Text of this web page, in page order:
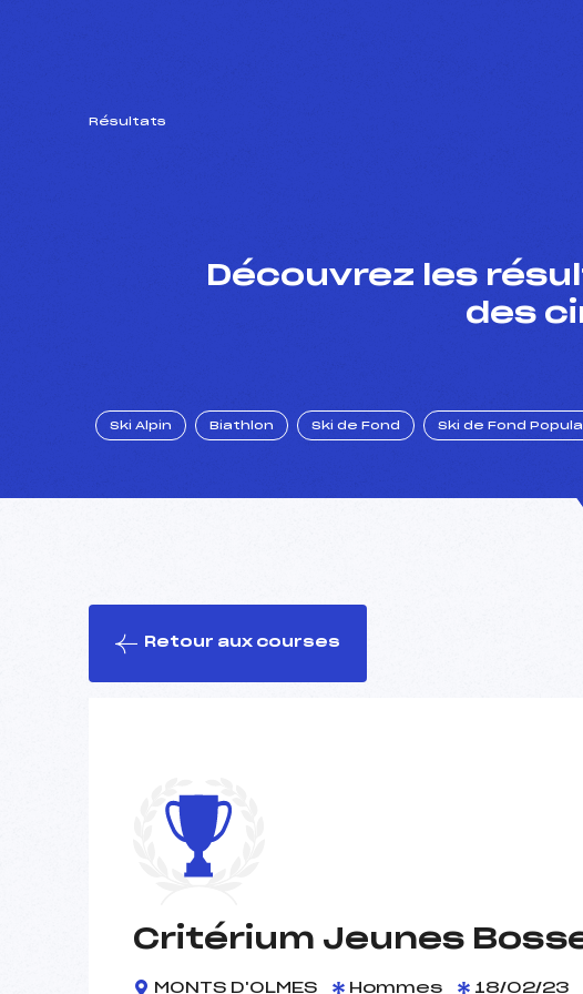
Résultats
Découvrez les
des
Ski Alpin Biathlon Ski de Fond Ski de Fond
Retour aux courses
Critérium Jeunes
MONTS D'OLMES Hommes 18/02/23